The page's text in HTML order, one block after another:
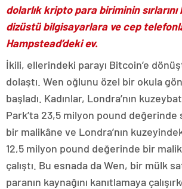
dolarlık kripto para biriminin sırlarını
dizüstü bilgisayarlara ve cep
Hampstead’deki ev.
İkili, ellerindeki parayı Bitcoin’e
dolaştı. Wen oğlunu özel bir okula
başladı. Kadınlar, Londra’nın
Park’ta 23,5 milyon pound değerinde
bir malikâne ve Londra’nın
12,5 milyon pound değerinde bir
çalıştı. Bu esnada da Wen, bir mülk
paranın kaynağını kanıtlamaya